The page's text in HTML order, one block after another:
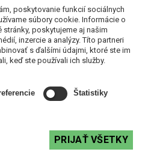
DO KOŠÍKA
poskytovanie funkcií sociálnych
súbory cookie. Informácie o
poskytujeme aj našim
inzercie a analýzy. Títo partneri
s ďalšími údajmi, ktoré ste im
keď ste používali ich služby.
Štatistiky
PRIJAŤ VŠETKY